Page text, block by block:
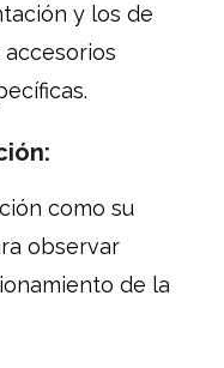
y los de
accesorios
como su
observar
de la